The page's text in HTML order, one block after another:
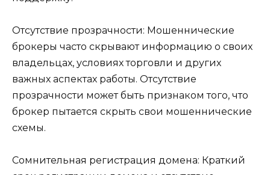
Отсутствие прозрачности: Мошеннические
брокеры часто скрывают информацию о своих
владельцах, условиях торговли и других
важных аспектах работы. Отсутствие
прозрачности может быть признаком того, что
брокер пытается скрыть свои мошеннические
схемы.
Сомнительная регистрация домена: Краткий